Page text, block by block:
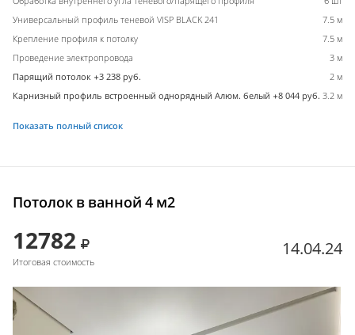
Универсальный профиль теневой VISP BLACK 241
7.5 м
Крепление профиля к потолку
7.5 м
Проведение электропровода
3 м
Парящий потолок +3 238 руб.
2 м
Карнизный профиль встроенный однорядный Алюм. белый +8 044 руб. 3.2 м
Показать полный список
Потолок в ванной 4 м2
12782
Итоговая стоимость
14.04.24